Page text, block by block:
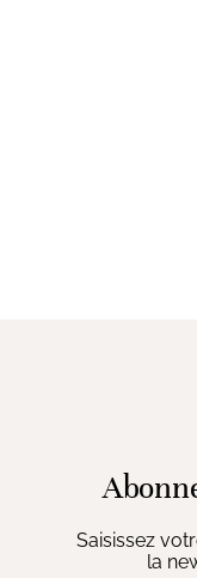
Saisissez
la